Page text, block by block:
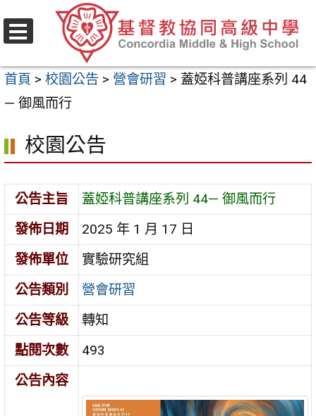
至
要
內
區
首頁 > 校園公告 > 營會研習 > 蓋婭科普講座系列 44
— 御風而行
校園公告
公告主旨
蓋婭科普講座系列 44— 御風而行
發佈日期
2025 年 1 月 17 日
發佈單位
實驗研究組
公告類別
營會研習
公告等級
轉知
點閱次數
493
公告內容
選
單